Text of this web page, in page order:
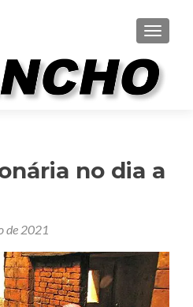
no dia a
de 2021